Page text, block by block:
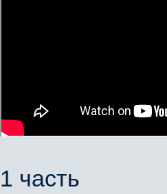
1 часть